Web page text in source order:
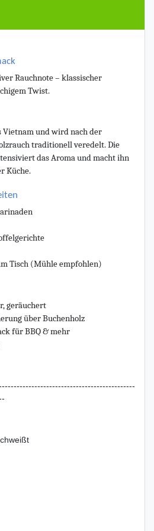
Rauchnote – klassischer
Twist.
Vietnam und wird nach der
traditionell veredelt. Die
das Aroma und macht ihn
Küche.
Tisch (Mühle empfohlen)
geräuchert
über Buchenholz
für BBQ & mehr